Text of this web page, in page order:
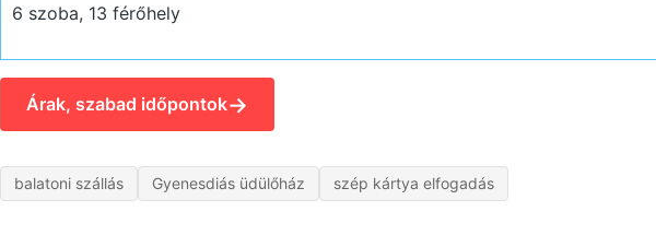
6 szoba, 13 férőhely
Árak, szabad időpontok→
balatoni szállás Gyenesdiás üdülőház szép kártya elfogadás